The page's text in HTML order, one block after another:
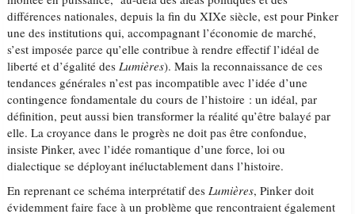
différences nationales, depuis la fin du XIXe siècle, est pour Pinker
une des institutions qui, accompagnant l’économie de marché,
s’est imposée parce qu’elle contribue à rendre effectif l’idéal de
liberté et d’égalité desLumières). Mais la reconnaissance de ces
tendances générales n’est pas incompatible avec l’idée d’une
contingence fondamentale du cours de l’histoire : un idéal, par
définition, peut aussi bien transformer la réalité qu’être balayé par
elle. La croyance dans le progrès ne doit pas être confondue,
insiste Pinker, avec l’idée romantique d’une force, loi ou
dialectique se déployant inéluctablement dans l’histoire.
En reprenant ce schéma interprétatif desLumières, Pinker doit
évidemment faire face à un problème que rencontraient également